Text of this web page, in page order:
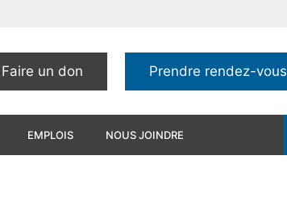
Faire un don Prendre rendez-vous
EMPLOIS NOUS JOINDRE